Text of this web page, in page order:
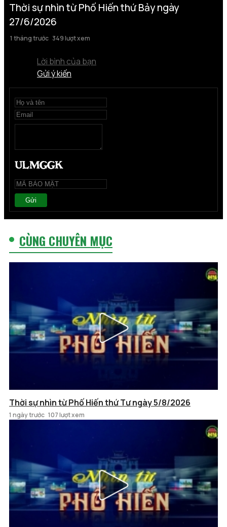
Thời sự nhìn từ Phố Hiến thứ Bảy ngày
27/6/2026
1 tháng trước 349 lượt xem
Lời bình của bạn
Gửi ý kiến
Gửi
CÙNG CHUYÊN MỤC
Thời sự nhìn từ Phố Hiến thứ Tư ngày 5/8/2026
1 ngày trước 107 lượt xem